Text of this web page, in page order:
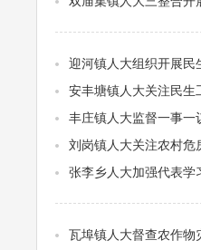
迎河镇人大组织开展民
安丰塘镇人大关注民生
丰庄镇人大监督一事一
刘岗镇人大关注农村危
张李乡人大加强代表学
瓦埠镇人大督查农作物